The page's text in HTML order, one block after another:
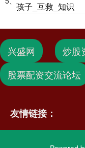
孩子_互救_知识
兴盛网 炒股
股票配资交流论坛
友情链接：